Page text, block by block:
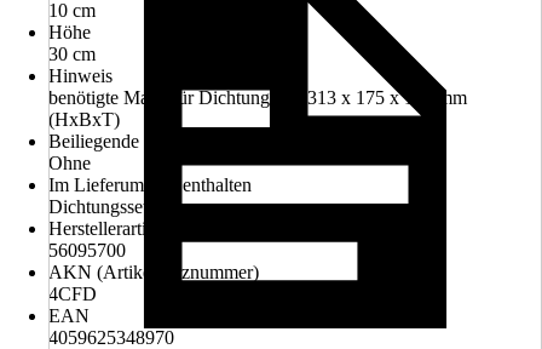
10 cm
Höhe
30 cm
Hinweis
benötigte Maße für Dichtungsset: 313 x 175 x 100 mm
(HxBxT)
Beiliegende Befestigung
Ohne
Im Lieferumfang enthalten
Dichtungsset
Herstellerartikelnummer
56095700
AKN (Artikelkurznummer)
4CFD
EAN
4059625348970